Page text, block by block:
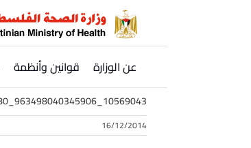
عن الوزارة قوانين وأنظمة
10569043_963498040345906_6341476903428684280_n
16/12/2014